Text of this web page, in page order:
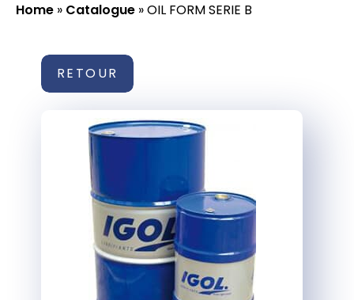
Home » Catalogue »OIL FORM SERIE B
RETOUR